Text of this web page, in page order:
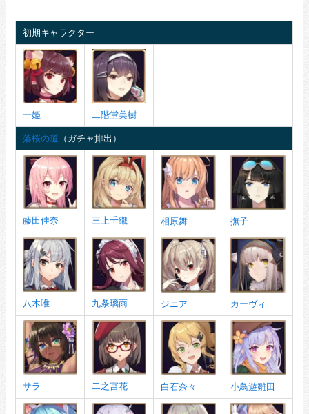
初期キャラクター
一姫 二階堂美樹
落桜の道 （ガチャ排出）
藤田佳奈 三上千織 相原舞 撫子
八木唯 九条璃雨 ジニア カーヴィ
サラ 二之宫花 白石奈々 小鳥遊雛田